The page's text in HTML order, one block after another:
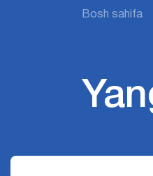
Bosh sahifa